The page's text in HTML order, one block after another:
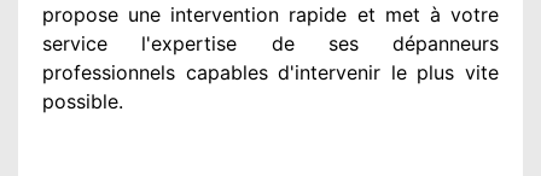
propose une intervention rapide et met à votre
service l'expertise de ses dépanneurs
professionnels capables d'intervenir le plus vite
possible.